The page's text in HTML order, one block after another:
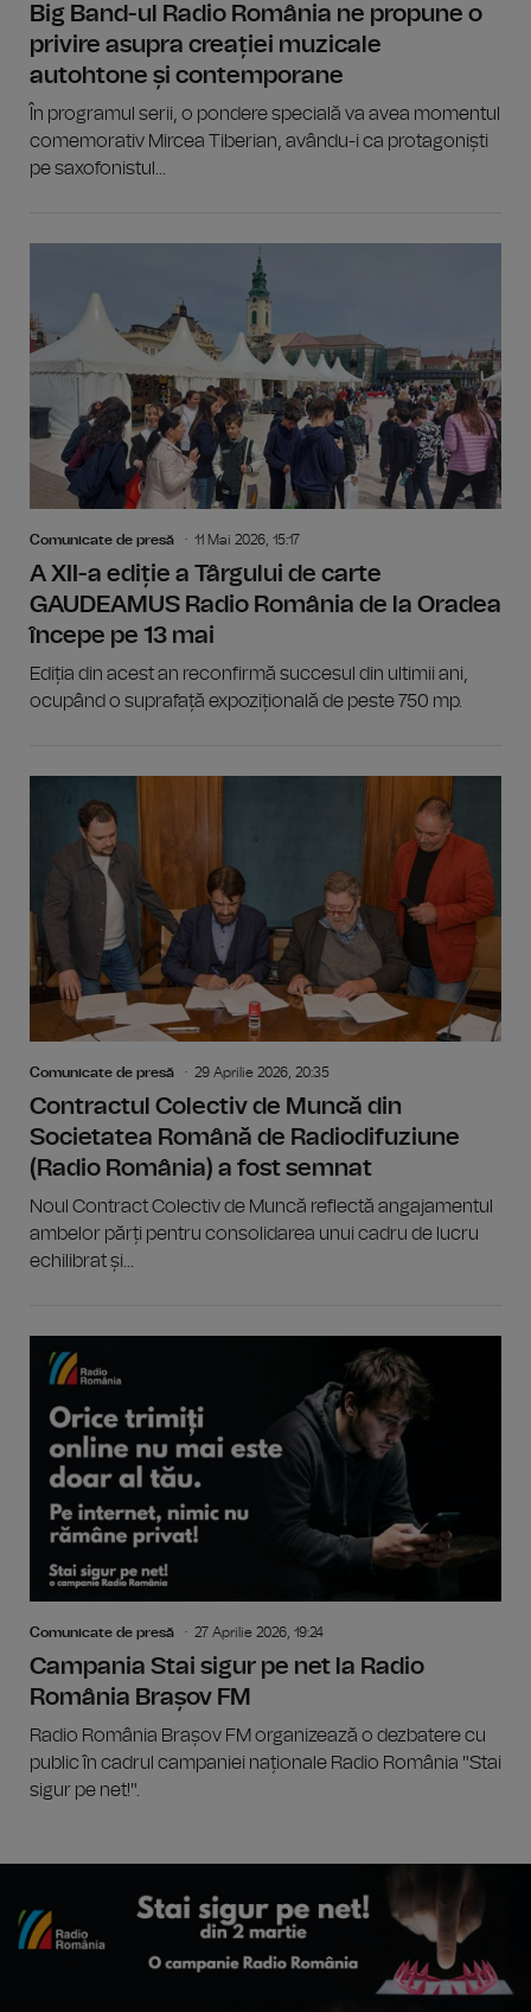
Big Band-ul Radio România ne propune o
privire asupra creației muzicale
autohtone și contemporane
În programul serii, o pondere specială va avea momentul
comemorativ Mircea Tiberian, avându-i ca protagoniști
pe saxofonistul...
Comunicate de presă 11 Mai 2026, 15:17
A XII-a ediție a Târgului de carte
GAUDEAMUS Radio România de la Oradea
începe pe 13 mai
Ediția din acest an reconfirmă succesul din ultimii ani,
ocupând o suprafață expozițională de peste 750 mp.
Comunicate de presă 29 Aprilie 2026, 20:35
Contractul Colectiv de Muncă din
Societatea Română de Radiodifuziune
(Radio România) a fost semnat
Noul Contract Colectiv de Muncă reflectă angajamentul
ambelor părți pentru consolidarea unui cadru de lucru
echilibrat și...
Comunicate de presă 27 Aprilie 2026, 19:24
Campania Stai sigur pe net la Radio
România Brașov FM
Radio România Brașov FM organizează o dezbatere cu
public în cadrul campaniei naționale Radio România "Stai
sigur pe net!".